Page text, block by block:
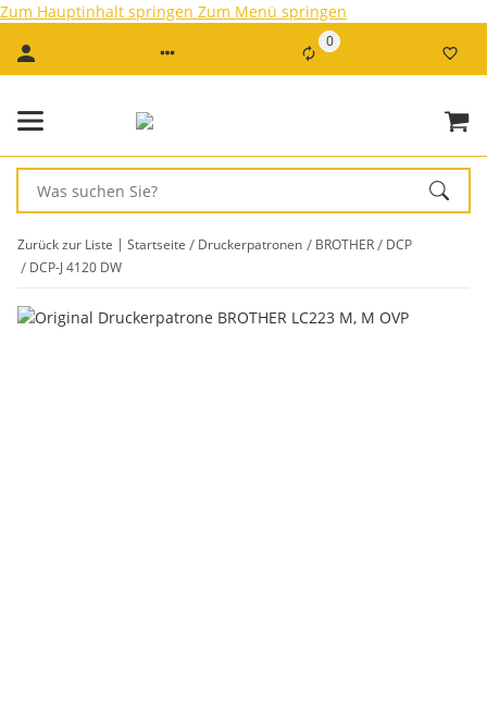
Zum Hauptinhalt springen Zum Menü springen
0
Zurück zur Liste Startseite Druckerpatronen BROTHER
DCP
DCP-J 4120 DW